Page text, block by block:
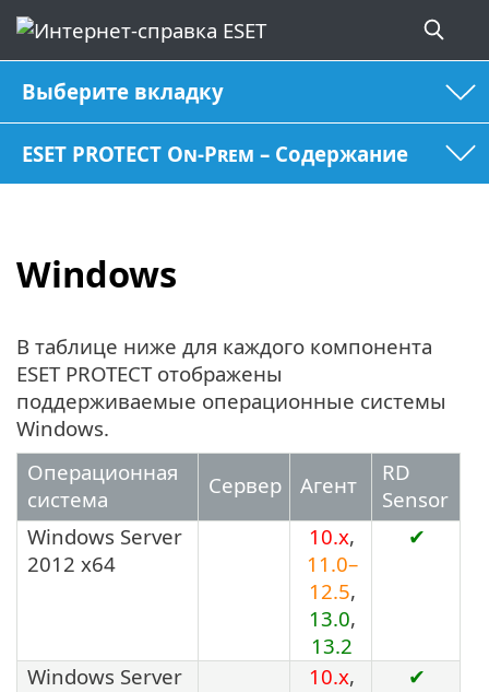
Выберите вкладку
ESET PROTECT On-Prem – Содержание
Windows
В таблице ниже для каждого компонента
ESET PROTECT отображены
поддерживаемые операционные системы
Windows.
Операционная
система
Сервер Агент
RD
Sensor
Windows Server
2012 x64
10.x,
11.0–
12.5,
13.0,
13.2
✔
Windows Server
10.x,
✔